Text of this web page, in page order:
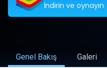
İndirin ve oynayın
Genel Bakış Galeri